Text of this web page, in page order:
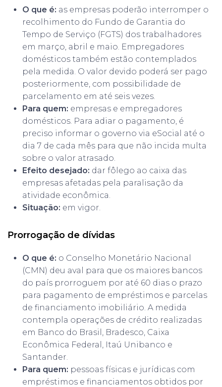
O que é: as empresas poderão interromper o
recolhimento do Fundo de Garantia do
Tempo de Serviço (FGTS) dos trabalhadores
em março, abril e maio. Empregadores
domésticos também estão contemplados
pela medida. O valor devido poderá ser pago
posteriormente, com possibilidade de
parcelamento em até seis vezes.
Para quem: empresas e empregadores
domésticos. Para adiar o pagamento, é
preciso informar o governo via eSocial até o
dia 7 de cada mês para que não incida multa
sobre o valor atrasado.
Efeito desejado: dar fôlego ao caixa das
empresas afetadas pela paralisação da
atividade econômica.
Situação: em vigor.
Prorrogação de dívidas
O que é: o Conselho Monetário Nacional
(CMN) deu aval para que os maiores bancos
do país prorroguem por até 60 dias o prazo
para pagamento de empréstimos e parcelas
de financiamento imobiliário. A medida
contempla operações de crédito realizadas
em Banco do Brasil, Bradesco, Caixa
Econômica Federal, Itaú Unibanco e
Santander.
Para quem: pessoas físicas e jurídicas com
empréstimos e financiamentos obtidos por